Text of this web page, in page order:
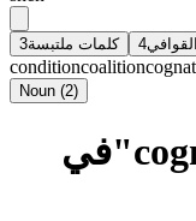
كلمات ملتبسة3 القوافي4
conditioncoalition
Noun (2)
تعريف ومعنى "cognition"في